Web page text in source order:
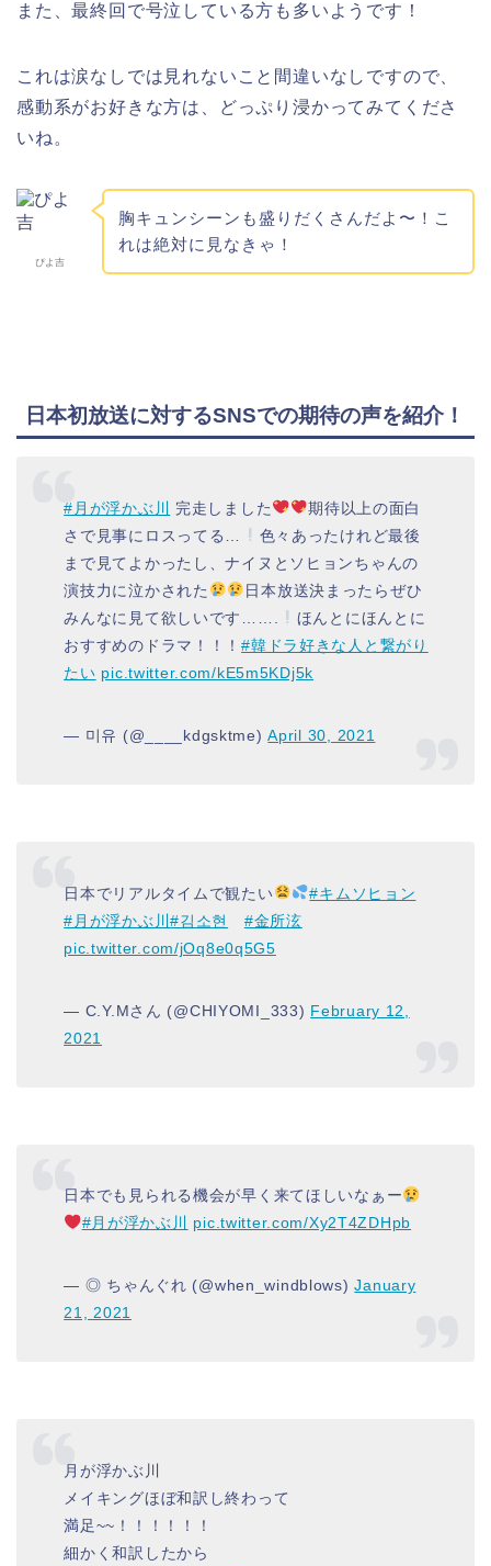
また、最終回で号泣している方も多いようです！
これは涙なしでは見れないこと間違いなしですので、
感動系がお好きな方は、どっぷり浸かってみてくださ
いね。
ぴよ吉
胸キュンシーンも盛りだくさんだよ〜！こ
れは絶対に見なきゃ！
日本初放送に対するSNSでの期待の声を紹介！
#月が浮かぶ川 完走しました
期待以上の面白
さで見事にロスってる…
色々あったけれど最後
まで見てよかったし、ナイヌとソヒョンちゃんの
演技力に泣かされた
日本放送決まったらぜひ
みんなに見て欲しいです…….
ほんとにほんとに
おすすめのドラマ！！！#韓ドラ好きな人と繋がり
たい pic.twitter.com/kE5m5KDj5k
— 미유 (@____kdgsktme)April 30, 2021
日本でリアルタイムで観たい
#キムソヒョン
#月が浮かぶ川#김소현
#金所泫
pic.twitter.com/jOq8e0q5G5
— C.Y.Mさん (@CHIYOMI_333) February 12,
2021
日本でも見られる機会が早く来てほしいなぁー
#月が浮かぶ川
pic.twitter.com/Xy2T4ZDHpb
— ◎ ちゃんぐれ (@when_windblows)January
21, 2021
月が浮かぶ川
メイキングほぼ和訳し終わって
満足~~！！！！！！
細かく和訳したから